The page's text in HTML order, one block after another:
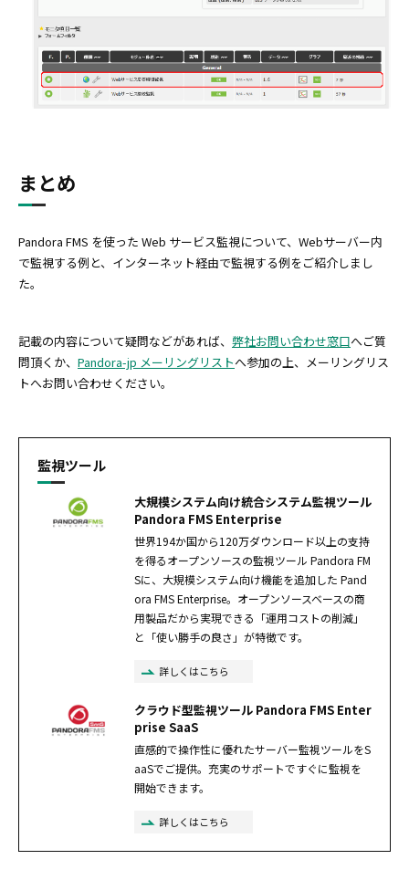
まとめ
Pandora FMS を使った Web サービス監視について、Webサーバー内
で監視する例と、インターネット経由で監視する例をご紹介しまし
た。
記載の内容について疑問などがあれば、 弊社お問い合わせ窓口へご質
問頂くか、 Pandora-jp メーリングリストへ参加の上、メーリングリス
トへお問い合わせください。
監視ツール
大規模システム向け統合システム監視ツール
Pandora FMS Enterprise
世界194か国から120万ダウンロード以上の支持
を得るオープンソースの監視ツール Pandora FM
Sに、大規模システム向け機能を追加した Pand
ora FMS Enterprise。オープンソースベースの商
用製品だから実現できる「運用コストの削減」
と「使い勝手の良さ」が特徴です。
詳しくはこちら
クラウド型監視ツール Pandora FMS Enter
prise SaaS
直感的で操作性に優れたサーバー監視ツールをS
aaSでご提供。充実のサポートですぐに監視を
開始できます。
詳しくはこちら